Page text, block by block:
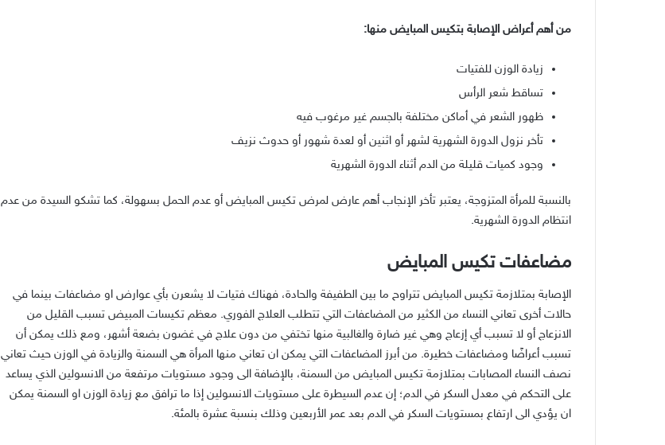
من أهم أعراض الإصابة بتكيس المبايض منها:
زيادة الوزن للفتيات
تساقط شعر الرأس
ظهور الشعر في أماكن مختلفة بالجسم غير مرغوب فيه
تأخر نزول الدورة الشهرية لشهر أو اثنين أو لعدة شهور أو حدوث نزيف
وجود كميات قليلة من الدم أثناء الدورة الشهرية
بالنسبة للمرأة المتزوجة، يعتبر تأخر الإنجاب أهم عارض لمرض تكيس المبايض أو عدم الحمل بسهولة، كما تشكو السيدة من عدم
انتظام الدورة الشهرية.
مضاعفات تكيس المبايض
الإصابة بمتلازمة تكيس المبايض تتراوح ما بين الطفيفة والحادة، فهناك فتيات لا يشعرن بأي عوارض او مضاعفات بينما في
حالات أخرى تعاني النساء من الكثير من المضاعفات التي تتطلب العلاج الفوري. معظم تكيسات المبيض تسبب القليل من
الانزعاج أو لا تسبب أي إزعاج وهي غير ضارة والغالبية منها تختفي من دون علاج في غضون بضعة أشهر، ومع ذلك يمكن أن
تسبب أعراضًا ومضاعفات خطيرة. من أبرز المضاعفات التي يمكن ان تعاني منها المرأة هي السمنة والزيادة في الوزن حيث تعاني
نصف النساء المصابات بمتلازمة تكيس المبايض من السمنة، بالإضافة الى وجود مستويات مرتفعة من الانسولين الذي يساعد
على التحكم في معدل السكر في الدم؛ إن عدم السيطرة على مستويات الانسولين إذا ما ترافق مع زيادة الوزن او السمنة يمكن
ان يؤدي الى ارتفاع بمستويات السكر في الدم بعد عمر الأربعين وذلك بنسبة عشرة بالمئة.